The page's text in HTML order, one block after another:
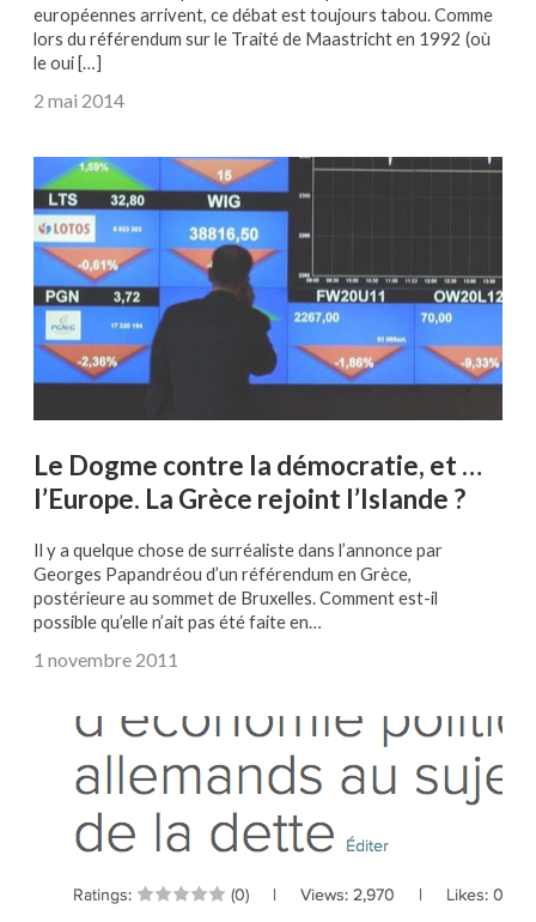
européennes arrivent, ce débat est toujours tabou. Comme
lors du référendum sur le Traité de Maastricht en 1992 (où
le oui […]
2 mai 2014
Le Dogme contre la démocratie, et …
l’Europe. La Grèce rejoint l’Islande ?
Il y a quelque chose de surréaliste dans l’annonce par
Georges Papandréou d’un référendum en Grèce,
postérieure au sommet de Bruxelles. Comment est-il
possible qu’elle n’ait pas été faite en…
1 novembre 2011